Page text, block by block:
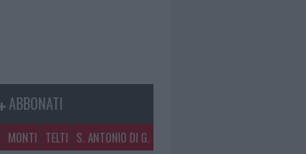
ABBONATI
MONTI TELTI S. ANTONIO DI G.